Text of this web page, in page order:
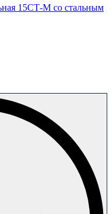
15СТ-М со стальным